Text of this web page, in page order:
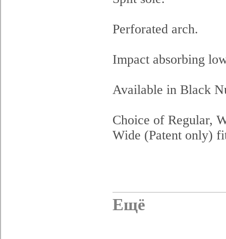
Perforated arch.
Impact absorbing
Available in Black
Choice of Regular,
Wide (Patent only)
Ещё